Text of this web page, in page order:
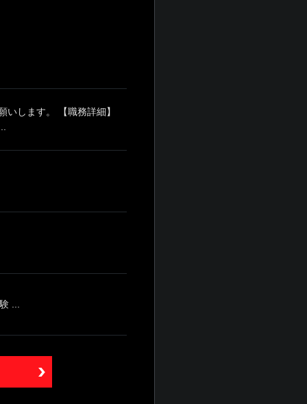
いします。 【職務詳細】
...